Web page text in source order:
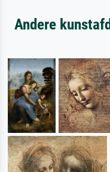
Andere